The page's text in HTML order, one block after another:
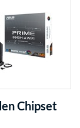
Chipset